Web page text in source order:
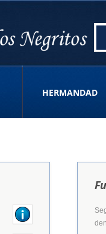
HERMANDAD